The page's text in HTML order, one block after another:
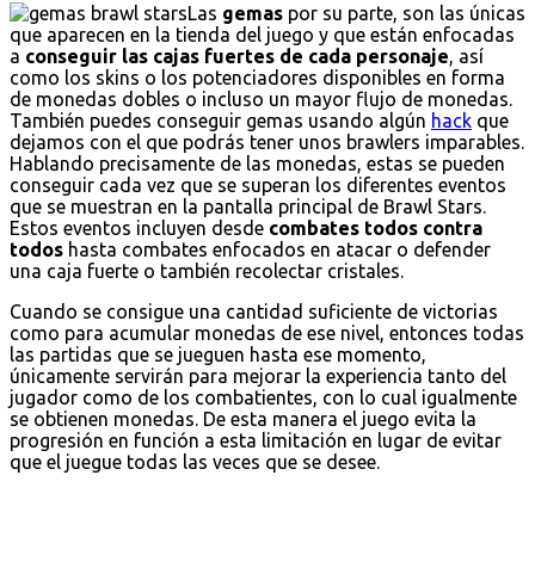
Las gemas por su parte, son las únicas
que aparecen en la tienda del juego y que están enfocadas
a conseguir las cajas fuertes de cada personaje , así
como los skins o los potenciadores disponibles en forma
de monedas dobles o incluso un mayor flujo de monedas.
También puedes conseguir gemas usando algún hack que
dejamos con el que podrás tener unos brawlers imparables.
Hablando precisamente de las monedas, estas se pueden
conseguir cada vez que se superan los diferentes eventos
que se muestran en la pantalla principal de Brawl Stars.
Estos eventos incluyen desde combates todos contra
todos hasta combates enfocados en atacar o defender
una caja fuerte o también recolectar cristales.
Cuando se consigue una cantidad suficiente de victorias
como para acumular monedas de ese nivel, entonces todas
las partidas que se jueguen hasta ese momento,
únicamente servirán para mejorar la experiencia tanto del
jugador como de los combatientes, con lo cual igualmente
se obtienen monedas. De esta manera el juego evita la
progresión en función a esta limitación en lugar de evitar
que el juegue todas las veces que se desee.